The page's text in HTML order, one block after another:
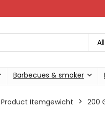
Barbecues & smoker
Product Itemgewicht ‎200